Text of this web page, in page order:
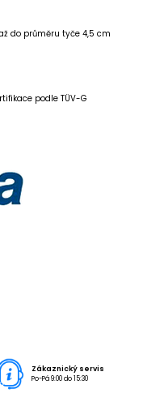
do průměru tyče 4,5 cm
podle TÜV-G
Zákaznický servis
Po-Pá 9:00 do 15:30